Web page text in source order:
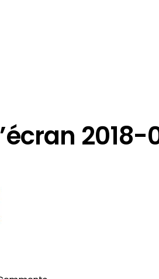
2018-